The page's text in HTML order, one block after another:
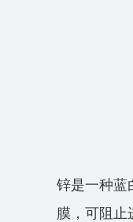
锌是一种蓝
膜，可阻止